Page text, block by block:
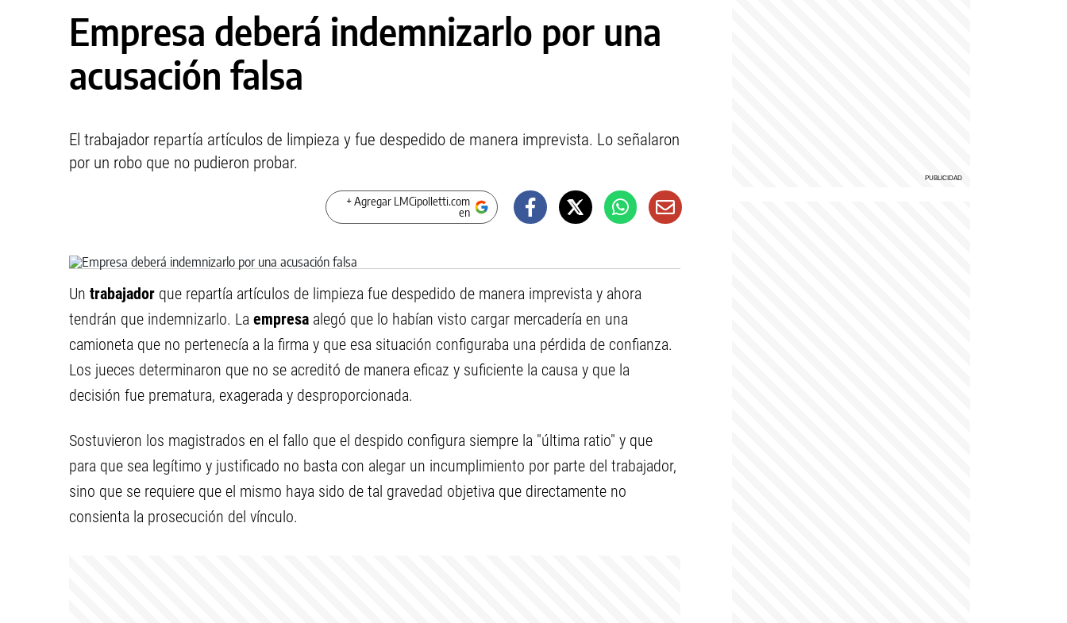
Empresa deberá indemnizarlo por una
acusación falsa
El trabajador repartía artículos de limpieza y fue despedido de manera imprevista. Lo señalaron
por un robo que no pudieron probar.
+ Agregar LMCipolletti.com
en
Un trabajador que repartía artículos de limpieza fue despedido de manera imprevista y ahora
tendrán que indemnizarlo. La empresa alegó que lo habían visto cargar mercadería en una
camioneta que no pertenecía a la firma y que esa situación configuraba una pérdida de confianza.
Los jueces determinaron que no se acreditó de manera eficaz y suficiente la causa y que la
decisión fue prematura, exagerada y desproporcionada.
Sostuvieron los magistrados en el fallo que el despido configura siempre la "última ratio" y que
para que sea legítimo y justificado no basta con alegar un incumplimiento por parte del trabajador,
sino que se requiere que el mismo haya sido de tal gravedad objetiva que directamente no
consienta la prosecución del vínculo.